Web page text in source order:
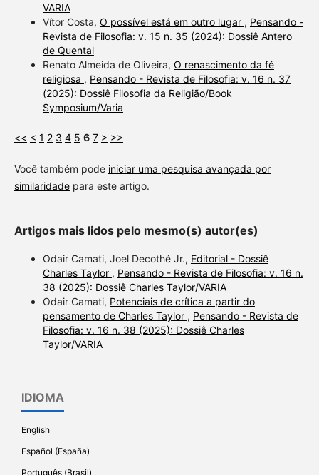
VARIA
Vítor Costa, O possível está em outro lugar , Pensando -
Revista de Filosofia: v. 15 n. 35 (2024): Dossiê Antero
de Quental
Renato Almeida de Oliveira, O renascimento da fé
religiosa , Pensando - Revista de Filosofia: v. 16 n. 37
(2025): Dossiê Filosofia da Religião/Book
Symposium/Varia
<< < 1 2 3 4 5 6 7 > >>
Você também pode iniciar uma pesquisa avançada por
similaridadepara este artigo.
Artigos mais lidos pelo mesmo(s) autor(es)
Odair Camati, Joel Decothé Jr., Editorial - Dossiê
Charles Taylor , Pensando - Revista de Filosofia: v. 16 n.
38 (2025): Dossiê Charles Taylor/VARIA
Odair Camati, Potenciais de crítica a partir do
pensamento de Charles Taylor , Pensando - Revista de
Filosofia: v. 16 n. 38 (2025): Dossiê Charles
Taylor/VARIA
IDIOMA
English
Español (España)
Português (Brasil)